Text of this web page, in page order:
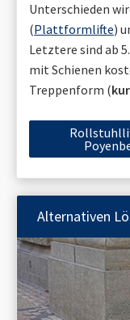
Unterschieden
(Plattformlifte)
Letztere sind ab
mit Schienen
Treppenform (
Alternativen